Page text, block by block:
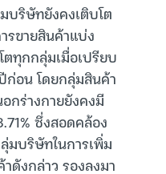
บริษัทยังคงเติบโต
รขายสินค้าแบ่ง
ทุกกลุ่มเมื่อเปรียบ
ก่อน โดยกลุ่มสินค้า
กร่างกายยังคงมี
ซึ่งสอดคล้อง
มบริษัทในการเพิ่ม
ดังกล่าว รองลงมา